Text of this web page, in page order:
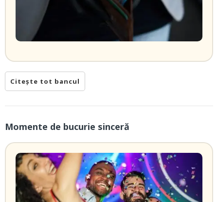
Citește tot bancul
Momente de bucurie sinceră